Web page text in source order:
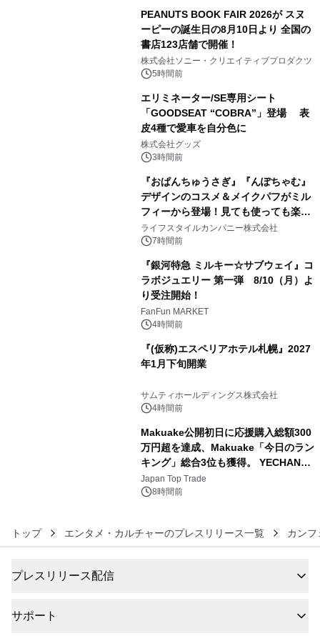
PEANUTS BOOK FAIR 2026が スヌ
ーピーの誕生日の8月10日より 全国の
書店123店舗で開催！
株式会社ソニー・クリエイティブプロダクツ
5時間前
エリミネーター/SE専用シート
「GOODSEAT “COBRA”」登場 表
皮4種で愛車を自分色に
株式会社グッズ
3時間前
『おぱんちゅうさぎ』『んぽちゃむ』
デザインのコスメ＆メイクパフがミル
フィーから登場！見ても使っても楽し
い、ポップでキュートなコレクショ
ン。
ライフスタイルカンパニー株式会社
7時間前
『銀河特急 ミルキー☆サブウェイ』コ
ラボジュエリー 第一弾 8/10（月）よ
り受注開始！
FanFun MARKET
4時間前
『(仮称)エスペリアホテル札幌』2027
年1月下旬開業
サムティホールディングス株式会社
4時間前
Makuake公開初日に応援購入総額300
万円超を達成、Makuake「今日のラン
キング」総合3位も獲得。 YECHAN音
浴シンギングボウル第2弾の大型サイ
ズ（XL・2XL・3XL）を先行販売中
Japan Top Trade
8時間前
トップ エンタメ・カルチャーのプレスリリース一覧 カン
プレスリリース配信
サポート